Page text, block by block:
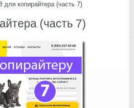
для копирайтера (часть 7)
(часть 7)